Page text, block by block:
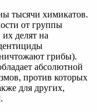
тысячи химикатов.
от группы
делят на
грибы).
абсолютной
против которых
для других,